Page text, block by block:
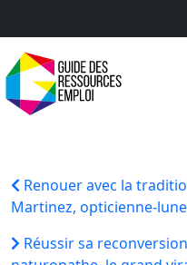
Renouer avec la
Martinez, opticienne-
Réussir sa